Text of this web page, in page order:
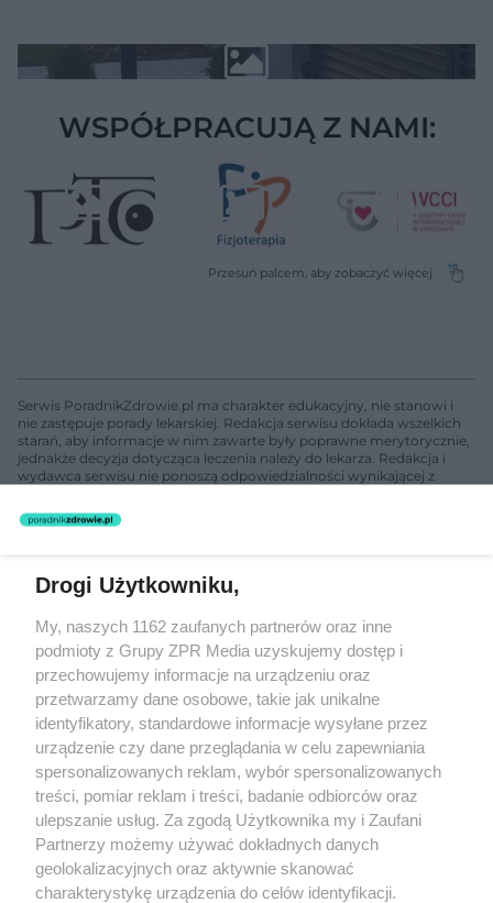
WSPÓŁPRACUJĄ Z NAMI:
Serwis PoradnikZdrowie.pl ma charakter edukacyjny, nie stanowi i
nie zastępuje porady lekarskiej. Redakcja serwisu dokłada wszelkich
starań, aby informacje w nim zawarte były poprawne merytorycznie,
jednakże decyzja dotycząca leczenia należy do lekarza. Redakcja i
wydawca serwisu nie ponoszą odpowiedzialności wynikającej z
nie prowadzi działalności leczniczej polegającej na udzielaniu
świadczeń zdrowotnych w rozumieniu art. 3 ust 1 ustawy o
Żaden utwór zamieszczony w serwisie nie może być powielany i
rozpowszechniany lub dalej rozpowszechniany w jakikolwiek sposób
(w tym także elektroniczny lub mechaniczny) na jakimkolwiek polu
eksploatacji w jakiejkolwiek formie, włącznie z umieszczaniem w
Internecie bez pisemnej zgody właściciela praw. Jakiekolwiek użycie
lub wykorzystanie utworów w całości lub w części z naruszeniem
prawa, tzn. bez właściwej zgody, jest zabronione pod groźbą kary i
może być ścigane prawnie.
O nas
Drogi Użytkowniku,
My, naszych 1162 zaufanych partnerów oraz inne
podmioty z Grupy ZPR Media uzyskujemy dostęp i
przechowujemy informacje na urządzeniu oraz
przetwarzamy dane osobowe, takie jak unikalne
identyfikatory, standardowe informacje wysyłane przez
urządzenie czy dane przeglądania w celu zapewniania
spersonalizowanych reklam, wybór spersonalizowanych
treści, pomiar reklam i treści, badanie odbiorców oraz
ulepszanie usług. Za zgodą Użytkownika my i Zaufani
Partnerzy możemy używać dokładnych danych
geolokalizacyjnych oraz aktywnie skanować
charakterystykę urządzenia do celów identyfikacji.